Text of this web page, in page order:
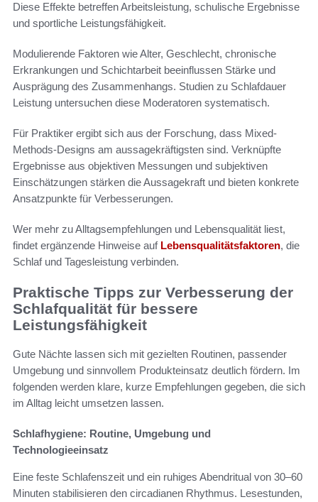
Diese Effekte betreffen Arbeitsleistung, schulische Ergebnisse
und sportliche Leistungsfähigkeit.
Modulierende Faktoren wie Alter, Geschlecht, chronische
Erkrankungen und Schichtarbeit beeinflussen Stärke und
Ausprägung des Zusammenhangs. Studien zu Schlafdauer
Leistung untersuchen diese Moderatoren systematisch.
Für Praktiker ergibt sich aus der Forschung, dass Mixed-
Methods-Designs am aussagekräftigsten sind. Verknüpfte
Ergebnisse aus objektiven Messungen und subjektiven
Einschätzungen stärken die Aussagekraft und bieten konkrete
Ansatzpunkte für Verbesserungen.
Wer mehr zu Alltagsempfehlungen und Lebensqualität liest,
findet ergänzende Hinweise auf Lebensqualitätsfaktoren, die
Schlaf und Tagesleistung verbinden.
Praktische Tipps zur Verbesserung der
Schlafqualität für bessere
Leistungsfähigkeit
Gute Nächte lassen sich mit gezielten Routinen, passender
Umgebung und sinnvollem Produkteinsatz deutlich fördern. Im
folgenden werden klare, kurze Empfehlungen gegeben, die sich
im Alltag leicht umsetzen lassen.
Schlafhygiene: Routine, Umgebung und
Technologieeinsatz
Eine feste Schlafenszeit und ein ruhiges Abendritual von 30–60
Minuten stabilisieren den circadianen Rhythmus. Lesestunden,